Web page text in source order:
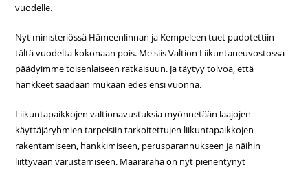
vuodelle.
Nyt ministeriössä Hämeenlinnan ja Kempeleen tuet pudotettiin
tältä vuodelta kokonaan pois. Me siis Valtion Liikuntaneuvostossa
päädyimme toisenlaiseen ratkaisuun. Ja täytyy toivoa, että
hankkeet saadaan mukaan edes ensi vuonna.
Liikuntapaikkojen valtionavustuksia myönnetään laajojen
käyttäjäryhmien tarpeisiin tarkoitettujen liikuntapaikkojen
rakentamiseen, hankkimiseen, perusparannukseen ja näihin
liittyvään varustamiseen. Määräraha on nyt pienentynyt